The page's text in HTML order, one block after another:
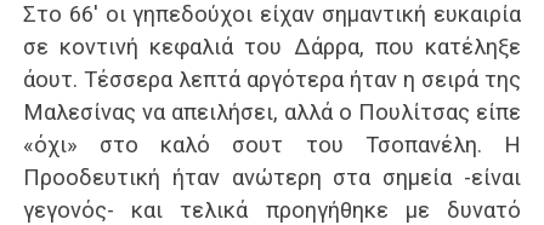
Στο 66′ οι γηπεδούχοι είχαν σημαντική ευκαιρία
σε κοντινή κεφαλιά του Δάρρα, που κατέληξε
άουτ. Τέσσερα λεπτά αργότερα ήταν η σειρά της
Μαλεσίνας να απειλήσει, αλλά ο Πουλίτσας είπε
«όχι» στο καλό σουτ του Τσοπανέλη. Η
Προοδευτική ήταν ανώτερη στα σημεία -είναι
γεγονός- και τελικά προηγήθηκε με δυνατό